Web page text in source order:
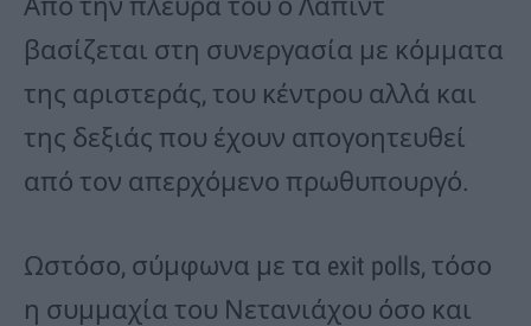
Από την πλευρά του ο Λαπίντ
βασίζεται στη συνεργασία με κόμματα
της αριστεράς, του κέντρου αλλά και
της δεξιάς που έχουν απογοητευθεί
από τον απερχόμενο πρωθυπουργό.
Ωστόσο, σύμφωνα με τα exit polls, τόσο
η συμμαχία του Νετανιάχου όσο και